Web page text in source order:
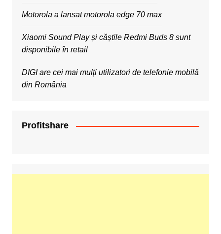
Motorola a lansat motorola edge 70 max
Xiaomi Sound Play și căștile Redmi Buds 8 sunt
disponibile în retail
DIGI are cei mai mulți utilizatori de telefonie mobilă
din România
Profitshare